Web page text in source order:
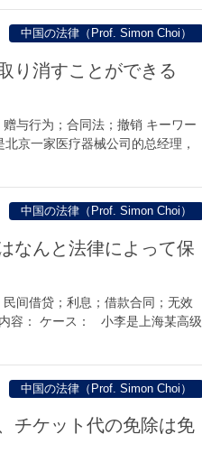
中国の法律（Prof. Simon Choi）
り消すことができる
与行为；合同法；撤销 キーワー
京一家医疗器械公司的总经理，
中国の法律（Prof. Simon Choi）
なんと法律によって保
间借贷；利息；借款合同；无效
容： ケース： 小李是上海某高级
中国の法律（Prof. Simon Choi）
チケット代の免除は免